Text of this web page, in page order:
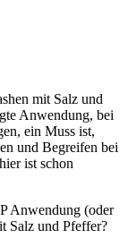
mit Salz und
Anwendung, bei
ein Muss ist,
und Begreifen bei
ist schon
Anwendung (oder
Salz und Pfeffer?